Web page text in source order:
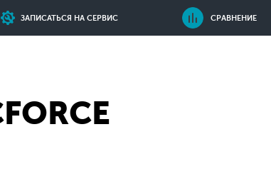
ЗАПИСАТЬСЯ НА СЕРВИС СРАВНЕНИЕ